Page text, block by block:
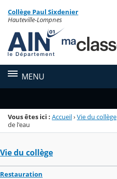
Menu de la rubrique
Contenu
Collège Paul Sixdenier
Hauteville-Lompnes
MENU
Vous êtes ici : Accueil›Vie du collège
de l'eau
Vie du collège
Restauration